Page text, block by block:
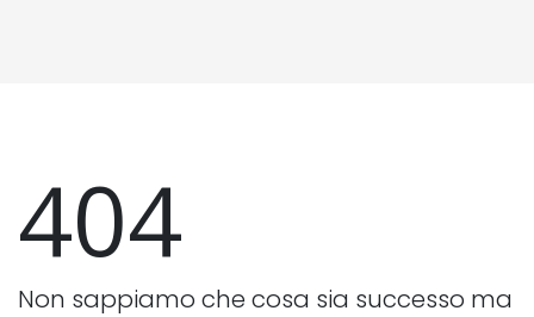
404
Non sappiamo che cosa sia successo ma